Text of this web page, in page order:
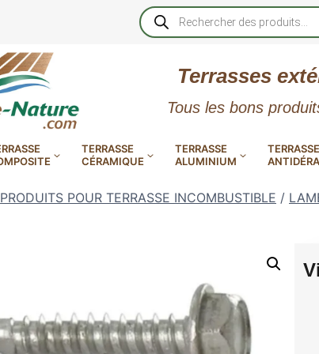
Recherche
de
produits
Terrasses
Tous les bons
DE TERRASSE
EXOTIQUE
DE TERRASSE EN
TIMBERTECH
TERRASSE
CÉRAMIQUE
DE TERRASSE
EN CERAMIQUE
TERRASSE
ALUMINIUM
TERRASSE
ANTIDÉRAPANTES
EN BOIS
RÉGLABLES
POUR
VOIE
LAMES DE
XTRACLAD «
PRODUITS POUR TERRASSE INCOMBUSTIBLE /